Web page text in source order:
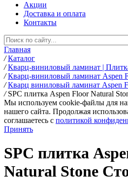
Акции
Доставка и оплата
Контакты
Главная
/ Каталог
/ Кварц-виниловый ламинат |
/ Кварц-виниловый ламинат Aspen
/ Кварц виниловый ламинат Aspen
/ SPC плитка Aspen Floor Natural
Мы используем cookie-файлы для
нашего сайта. Продолжая
соглашаетесь c политикой
Принять
SPC плитка
Natural Stone